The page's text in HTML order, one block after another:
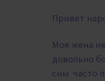
Привет
Моя жена
довольно
сны часто